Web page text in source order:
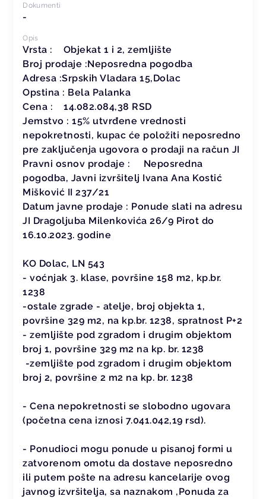
Dokumenti
-
Opis
Vrsta : Objekat 1 i 2, zemljište
Broj prodaje :Neposredna pogodba
Adresa :Srpskih Vladara 15,Dolac
Opstina : Bela Palanka
Cena : 14.082.084,38 RSD
Jemstvo : 15% utvrđene vrednosti
nepokretnosti, kupac će položiti neposredno
pre zaključenja ugovora o prodaji na račun JI
Pravni osnov prodaje : Neposredna
pogodba, Javni izvršitelj Ivana Ana Kostić
Mišković II 237/21
Datum javne prodaje : Ponude slati na adresu
JI Dragoljuba Milenkovića 26/9 Pirot do
16.10.2023. godine
KO Dolac, LN 543
- voćnjak 3. klase, površine 158 m2, kp.br.
1238
-ostale zgrade - atelje, broj objekta 1,
površine 329 m2, na kp.br. 1238, spratnost P+2
- zemljište pod zgradom i drugim objektom
broj 1, površine 329 m2 na kp. br. 1238
-zemljište pod zgradom i drugim objektom
broj 2, površine 2 m2 na kp. br. 1238
- Cena nepokretnosti se slobodno ugovara
(početna cena iznosi 7.041.042,19 rsd).
- Ponudioci mogu ponude u pisanoj formi u
zatvorenom omotu da dostave neposredno
ili putem pošte na adresu kancelarije ovog
javnog izvršitelja, sa naznakom ,Ponuda za